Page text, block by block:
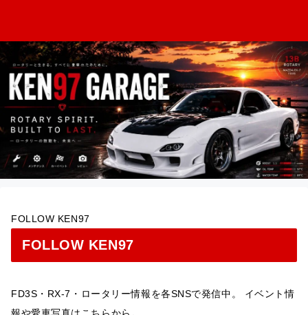
FOLLOW KEN97
FOLLOW KEN97
FD3S・RX-7・ロータリー情報を各SNSで発信中。 イベント情